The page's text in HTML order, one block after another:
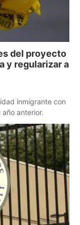
del proyecto
y regularizar a
inmigrante con
anterior.